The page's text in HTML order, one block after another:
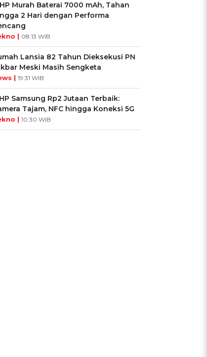
Murah Baterai 7000 mAh, Tahan
2 Hari dengan Performa
| 08:13 WIB
Lansia 82 Tahun Dieksekusi PN
Meski Masih Sengketa
| 19:31 WIB
Samsung Rp2 Jutaan Terbaik:
Tajam, NFC hingga Koneksi 5G
| 10:30 WIB